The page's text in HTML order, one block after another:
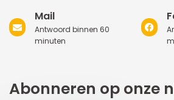
Mail
Antwoord binnen 60
minuten
Abonneren op onze